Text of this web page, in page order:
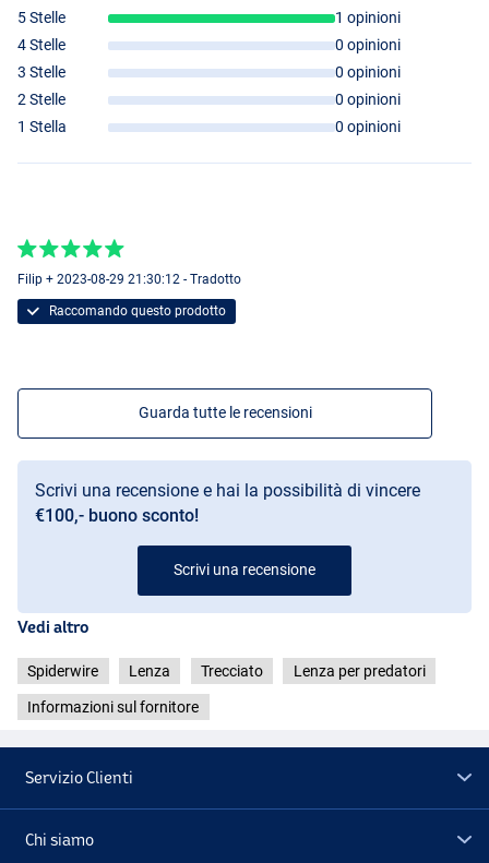
5 Stelle
1 opinioni
4 Stelle
0 opinioni
3 Stelle
0 opinioni
2 Stelle
0 opinioni
1 Stella
0 opinioni
Filip + 2023-08-29 21:30:12 - Tradotto
Raccomando questo prodotto
Guarda tutte le recensioni
Scrivi una recensione e hai la possibilità di vincere
€100,- buono sconto!
Scrivi una recensione
Vedi altro
Spiderwire Lenza Trecciato Lenza per predatori
Informazioni sul fornitore
Servizio Clienti
Chi siamo